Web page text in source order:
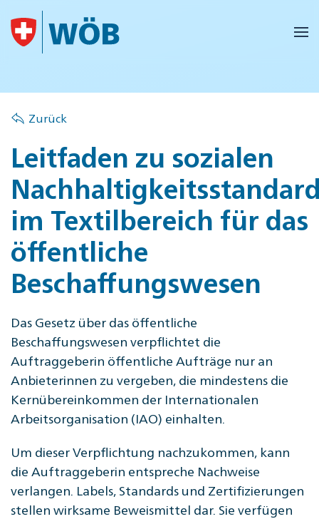
Skip to main content
Zurück
Leitfaden zu sozialen
im Textilbereich für das
öffentliche
Beschaffungswesen
Das Gesetz über das öffentliche
Beschaffungswesen verpflichtet die
Auftraggeberin öffentliche Aufträge nur an
Anbieterinnen zu vergeben, die mindestens die
Kernübereinkommen der Internationalen
Arbeitsorganisation (IAO) einhalten.
Um dieser Verpflichtung nachzukommen, kann
die Auftraggeberin entspreche Nachweise
verlangen. Labels, Standards und Zertifizierungen
stellen wirksame Beweismittel dar. Sie verfügen